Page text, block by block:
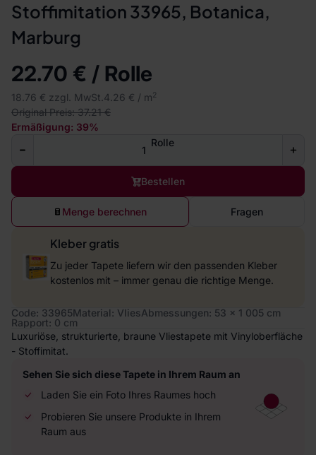
Stoffimitation 33965, Botanica,
Marburg
22.70 € / Rolle
18.76 € zzgl. MwSt. 4.26 € / m2
Original Preis: 37.21 €
Ermäßigung: 39%
Rolle
Bestellen
Menge berechnen Fragen
Kleber gratis
Zu jeder Tapete liefern wir den passenden Kleber
kostenlos mit – immer genau die richtige Menge.
Code: 33965Material: VliesAbmessungen: 53 x 1 005 cm
Rapport: 0 cm
Luxuriöse, strukturierte, braune Vliestapete mit Vinyloberfläche
- Stoffimitat.
Sehen Sie sich diese Tapete in Ihrem Raum an
Laden Sie ein Foto Ihres Raumes hoch
Probieren Sie unsere Produkte in Ihrem
Raum aus